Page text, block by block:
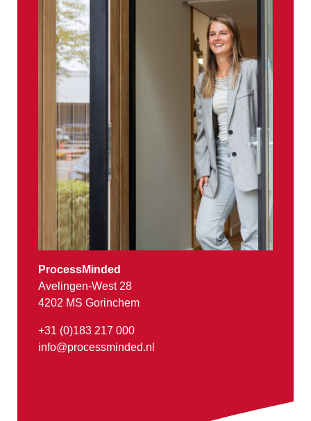
ProcessMinded
Avelingen-West 28
4202 MS Gorinchem
+31 (0)183 217 000
info@processminded.nl